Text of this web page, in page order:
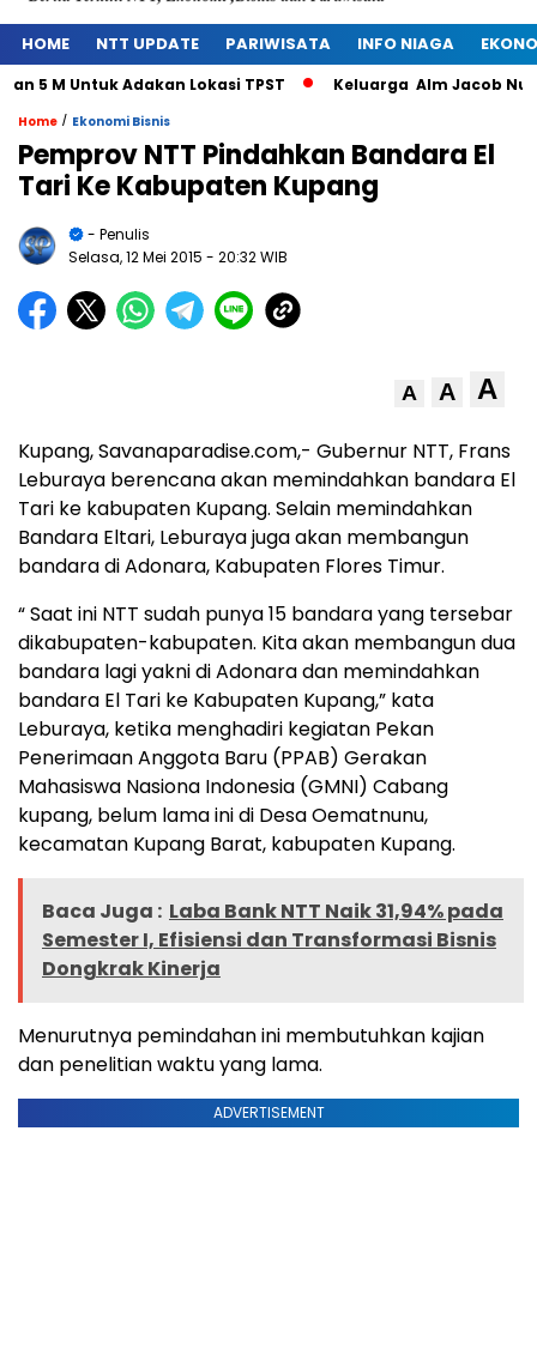
HOME NTT UPDATE PARIWISATA INFO NIAGA
M Untuk Adakan Lokasi TPST Keluarga Alm Jacob Nuwa
Home / Ekonomi Bisnis
Pemprov NTT Pindahkan Bandara El
Tari Ke Kabupaten Kupang
- Penulis
Selasa, 12 Mei 2015 - 20:32 WIB
A A A
Kupang, Savanaparadise.com,- Gubernur NTT, Frans
Leburaya berencana akan memindahkan bandara El
Tari ke kabupaten Kupang. Selain memindahkan
Bandara Eltari, Leburaya juga akan membangun
bandara di Adonara, Kabupaten Flores Timur.
“ Saat ini NTT sudah punya 15 bandara yang tersebar
dikabupaten-kabupaten. Kita akan membangun dua
bandara lagi yakni di Adonara dan memindahkan
bandara El Tari ke Kabupaten Kupang,” kata
Leburaya, ketika menghadiri kegiatan Pekan
Penerimaan Anggota Baru (PPAB) Gerakan
Mahasiswa Nasiona Indonesia (GMNI) Cabang
kupang, belum lama ini di Desa Oematnunu,
kecamatan Kupang Barat, kabupaten Kupang.
Baca Juga : Laba Bank NTT Naik 31,94% pada
Semester I, Efisiensi dan Transformasi Bisnis
Dongkrak Kinerja
Menurutnya pemindahan ini membutuhkan kajian
dan penelitian waktu yang lama.
ADVERTISEMENT